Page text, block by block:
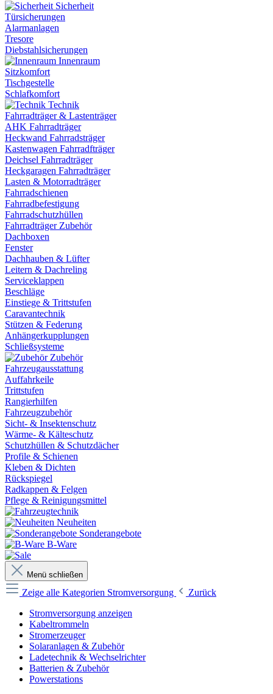
Sicherheit
Türsicherungen
Alarmanlagen
Tresore
Diebstahlsicherungen
Innenraum
Sitzkomfort
Tischgestelle
Schlafkomfort
Technik
Fahrradträger & Lastenträger
AHK Fahrradträger
Heckwand Fahrradsträger
Kastenwagen Fahrradfträger
Deichsel Fahrradträger
Heckgaragen Fahrradträger
Lasten & Motorradträger
Fahrradschienen
Fahrradbefestigung
Fahrradschutzhüllen
Fahrradträger Zubehör
Dachboxen
Fenster
Dachhauben & Lüfter
Leitern & Dachreling
Serviceklappen
Beschläge
Einstiege & Trittstufen
Caravantechnik
Stützen & Federung
Anhängerkupplungen
Schließsysteme
Zubehör
Fahrzeugausstattung
Auffahrkeile
Trittstufen
Rangierhilfen
Fahrzeugzubehör
Sicht- & Insektenschutz
Wärme- & Kälteschutz
Schutzhüllen & Schutzdächer
Profile & Schienen
Kleben & Dichten
Rückspiegel
Radkappen & Felgen
Pflege & Reinigungsmittel
Neuheiten
Sonderangebote
B-Ware
Menü schließen
Zeige alle Kategorien Stromversorgung
Zurück
Stromversorgung anzeigen
Kabeltrommeln
Stromerzeuger
Solaranlagen & Zubehör
Ladetechnik & Wechselrichter
Batterien & Zubehör
Powerstations